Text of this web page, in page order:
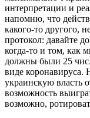
интерпретации и
напомню, что
какого-то другого,
протокол: давайте
когда-то и том, как
должны были 25
виде коронавируса.
украинскую власть
возможность
возможно,